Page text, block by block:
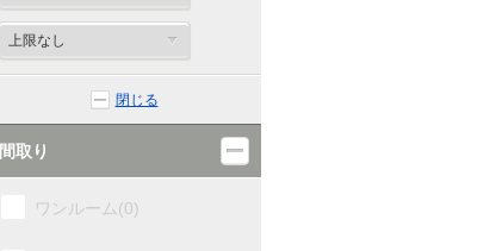
金谷(0)
閉じる
間取り
ワンルーム(0)